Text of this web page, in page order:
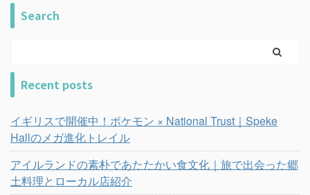
Search
Recent posts
イギリスで開催中！ポケモン × National Trust｜Speke
Hallのメガ進化トレイル
アイルランドの素朴であたたかい食文化｜旅で出会った郷
土料理とローカル店紹介